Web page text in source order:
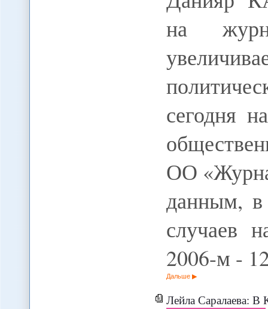
на
сегодня
ОО
данным, в
случаев
2006-м -
Дальше
Лейла Саралаева: В Кыргызстане не